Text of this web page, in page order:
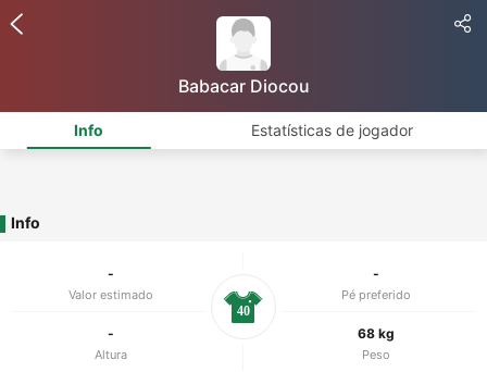
Babacar Diocou
Info Estatísticas de jogador
Info
-
Valor estimado
-
Pé preferido
-
Altura
68 kg
Peso
40